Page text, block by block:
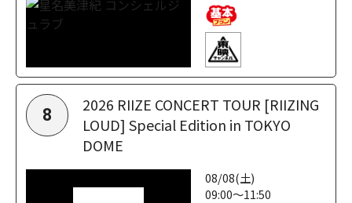
8
2026 RIIZE CONCERT TOUR [RIIZING
LOUD] Special Edition in TOKYO
DOME
08/08(土)
09:00～11:50